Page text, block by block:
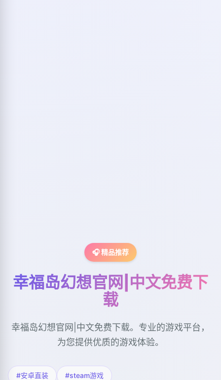
🎧 精品推荐
幸福岛幻想官网|中文免费下
载
幸福岛幻想官网|中文免费下载。专业的游戏平台，
为您提供优质的游戏体验。
#安卓直装 #steam游戏